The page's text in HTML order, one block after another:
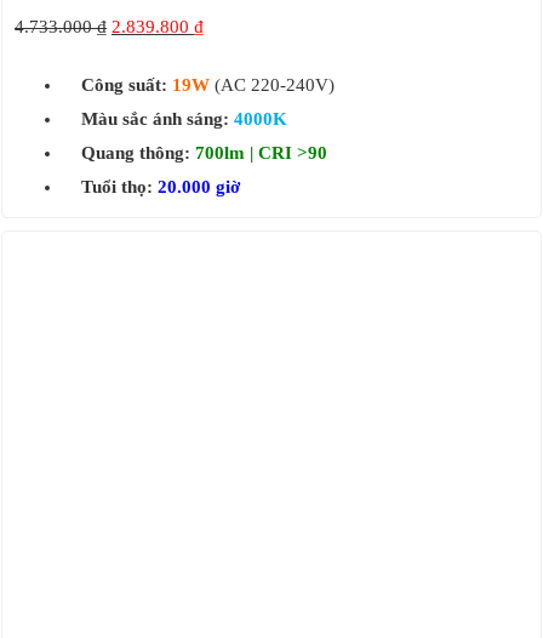
4.733.000₫ 2.839.800 ₫
Công suất: 19W (AC 220-240V)
Màu sắc ánh sáng: 4000K
Quang thông: 700lm | CRI >90
Tuổi thọ: 20.000 giờ